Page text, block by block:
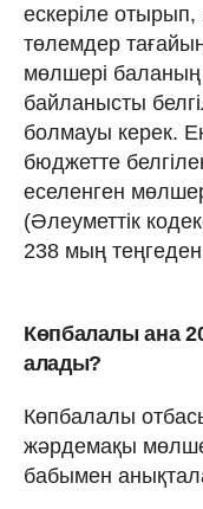
ескерiле отырып,
төлемдер
мөлшері баланың
байланысты
болмауы керек.
бюджетте
еселенген
(Әлеуметтік
238 мың
Көпбалалы ана
алады?
Көпбалалы
жәрдемақы
бабымен